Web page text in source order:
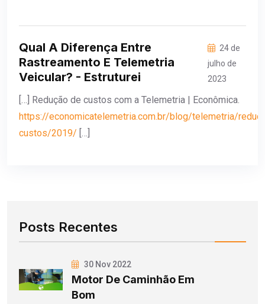
Qual A Diferença Entre
Rastreamento E Telemetria
Veicular? - Estruturei
24 de
julho de
2023
[…] Redução de custos com a Telemetria | Econômica.
https://economicatelemetria.com.br/blog/telemetria/
custos/2019/ […]
Posts Recentes
30 Nov 2022
Motor De Caminhão Em
Bom